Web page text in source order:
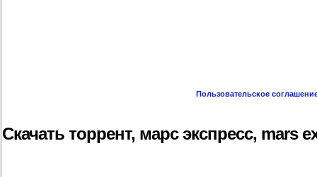
Пользовательское
Скачать торрент, марс экспресс, mars